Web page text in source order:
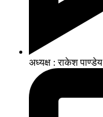
अध्यक्ष : राकेश पाण्डेय